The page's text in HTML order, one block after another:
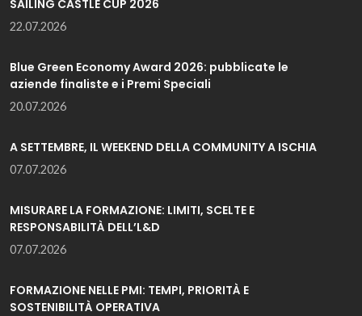
SAILING CASTLE CUP 2026
22.07.2026
Blue Green Economy Award 2026: pubblicate le
aziende finaliste e i Premi Speciali
20.07.2026
A SETTEMBRE, IL WEEKEND DELLA COMMUNITY A ISCHIA
07.07.2026
MISURARE LA FORMAZIONE: LIMITI, SCELTE E
RESPONSABILITÀ DELL’L&D
07.07.2026
FORMAZIONE NELLE PMI: TEMPI, PRIORITÀ E
SOSTENIBILITÀ OPERATIVA